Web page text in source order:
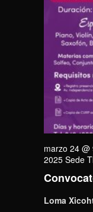
marzo 24 @
2025 Sede
Loma